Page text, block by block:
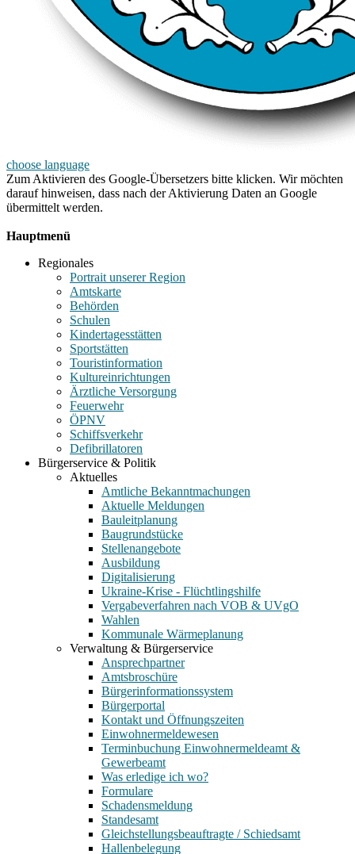
choose language
Zum Aktivieren des Google-Übersetzers bitte klicken. Wir möchten
darauf hinweisen, dass nach der Aktivierung Daten an Google
übermittelt werden.
Hauptmenü
Regionales
Portrait unserer Region
Amtskarte
Behörden
Schulen
Kindertagesstätten
Sportstätten
Touristinformation
Kultureinrichtungen
Ärztliche Versorgung
Feuerwehr
ÖPNV
Schiffsverkehr
Defibrillatoren
Bürgerservice & Politik
Aktuelles
Amtliche Bekanntmachungen
Aktuelle Meldungen
Bauleitplanung
Baugrundstücke
Stellenangebote
Ausbildung
Digitalisierung
Ukraine-Krise - Flüchtlingshilfe
Vergabeverfahren nach VOB & UVgO
Wahlen
Kommunale Wärmeplanung
Verwaltung & Bürgerservice
Ansprechpartner
Amtsbroschüre
Bürgerinformationssystem
Bürgerportal
Kontakt und Öffnungszeiten
Einwohnermeldewesen
Terminbuchung Einwohnermeldeamt &
Gewerbeamt
Was erledige ich wo?
Formulare
Schadensmeldung
Standesamt
Gleichstellungsbeauftragte / Schiedsamt
Hallenbelegung